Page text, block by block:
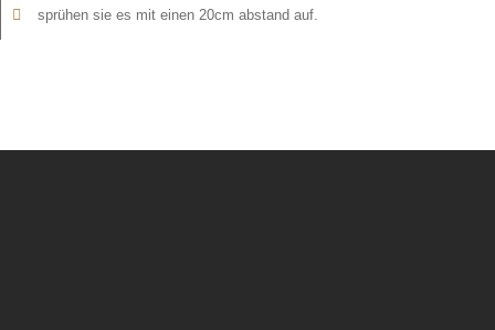
sprühen sie es mit einen 20cm abstand auf.